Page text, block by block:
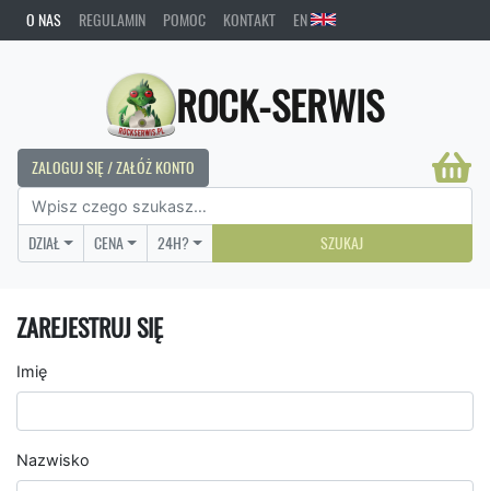
O NAS REGULAMIN POMOC KONTAKT EN
ROCK-SERWIS
ZALOGUJ SIĘ / ZAŁÓŻ KONTO
DZIAŁ CENA 24H? SZUKAJ
ZAREJESTRUJ SIĘ
Imię
Nazwisko